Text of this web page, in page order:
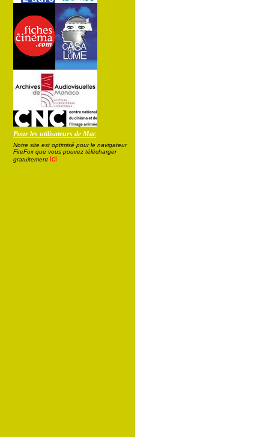
Pour les utilisateurs de Mac
Notre site est optimisé pour le navigateur
FireFox que vous pouvez télécharger
gratuitement ici